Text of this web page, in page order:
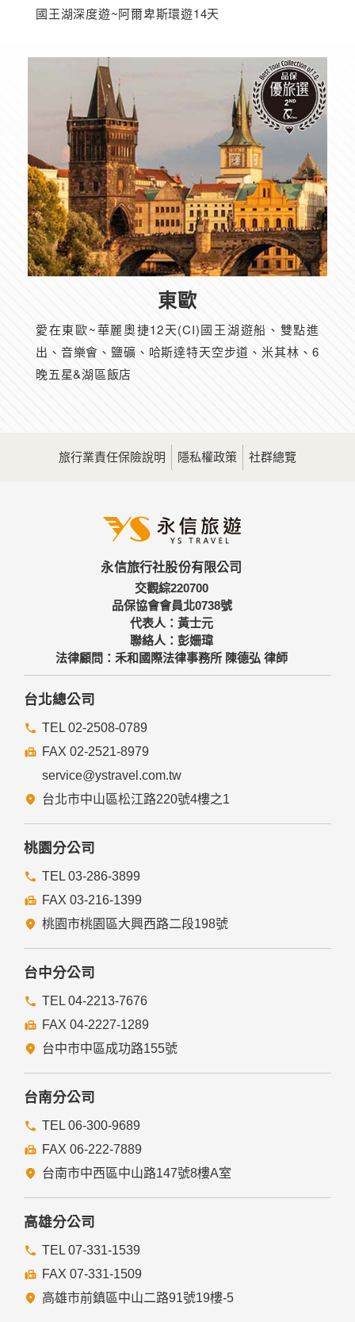
國王湖深度遊~阿爾卑斯環遊14天
東歐
愛在東歐~華麗奧捷12天(CI)國王湖遊船、雙點進
出、音樂會、鹽礦、哈斯達特天空步道、米其林、6
晚五星&湖區飯店
旅行業責任保險說明 隱私權政策 社群總覽
永信旅行社股份有限公司
交觀綜220700
品保協會會員北0738號
代表人：黃士元
聯絡人：彭姍瑋
法律顧問：禾和國際法律事務所 陳德弘 律師
台北總公司
TEL 02-2508-0789
FAX 02-2521-8979
service@ystravel.com.tw
台北市中山區松江路220號4樓之1
桃園分公司
TEL 03-286-3899
FAX 03-216-1399
桃園市桃園區大興西路二段198號
台中分公司
TEL 04-2213-7676
FAX 04-2227-1289
台中市中區成功路155號
台南分公司
TEL 06-300-9689
FAX 06-222-7889
台南市中西區中山路147號8樓A室
高雄分公司
TEL 07-331-1539
FAX 07-331-1509
高雄市前鎮區中山二路91號19樓-5